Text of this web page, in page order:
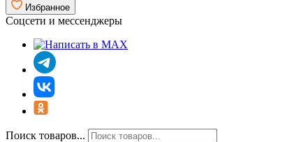
Избранное
Соцсети и мессенджеры
Поиск товаров...